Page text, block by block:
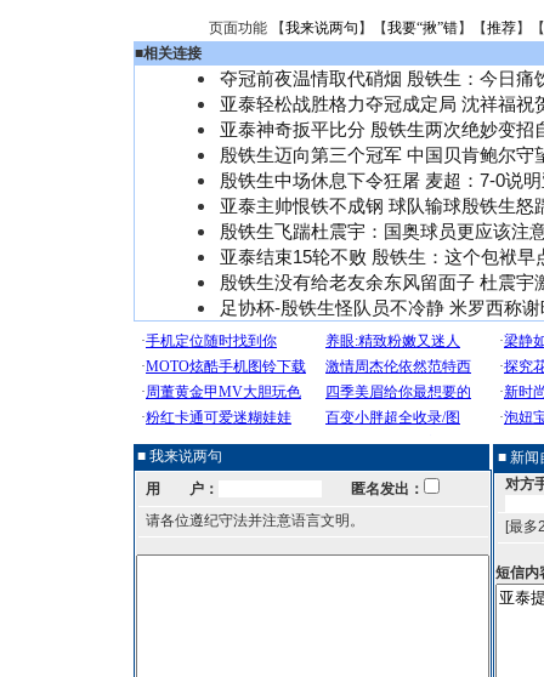
页面功能 【我来说两句 】【我要“揪”错】【推荐】
■相关连接
夺冠前夜温情取代硝烟 殷铁生：今日痛
亚泰轻松战胜格力夺冠成定局 沈祥福祝
亚泰神奇扳平比分 殷铁生两次绝妙变招
殷铁生迈向第三个冠军 中国贝肯鲍尔守
殷铁生中场休息下令狂屠 麦超：7-0说
亚泰主帅恨铁不成钢 球队输球殷铁生怒
殷铁生飞踹杜震宇：国奥球员更应该注
亚泰结束15轮不败 殷铁生：这个包袱早
殷铁生没有给老友余东风留面子 杜震宇
足协杯-殷铁生怪队员不冷静 米罗西称
■ 我来说两句
用 户：
匿名发出：
请各位遵纪守法并注意语言文明。
■ 新闻
对方
[最多
短信内